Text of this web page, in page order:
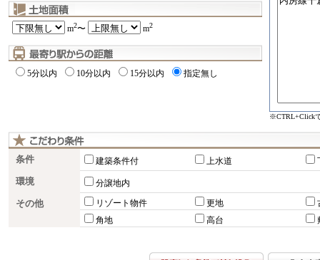
m2〜 m2
5分以内 10分以内 15分以内 指定無し
※CTRL+Click
条件 建築条件付 上水道
環境 分譲地内
その他 リゾート物件 更地
角地
高台